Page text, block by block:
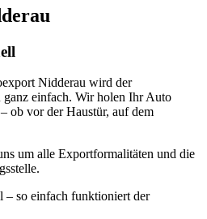
Nidderau wird der
einfach. Wir holen Ihr Auto
ob vor der Haustür, auf dem
um alle Exportformalitäten und die
– so einfach funktioniert der